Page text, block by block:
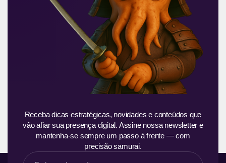
Receba dicas estratégicas, novidades e conteúdos que
vão afiar sua presença digital. Assine nossa newsletter e
mantenha-se sempre um passo à frente — com
precisão samurai.